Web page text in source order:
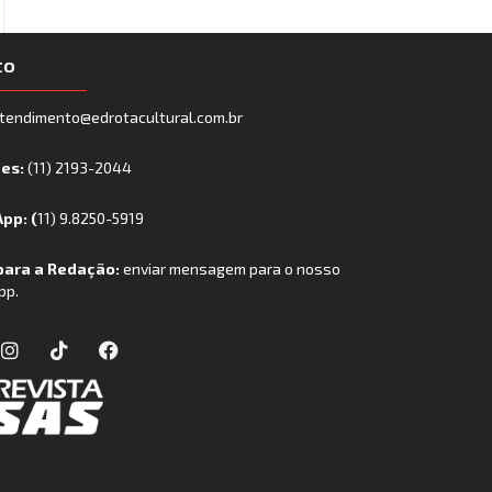
(11) 2193-2044
(11) 9.8250-5919
a Redação:enviar mensagem para o nosso